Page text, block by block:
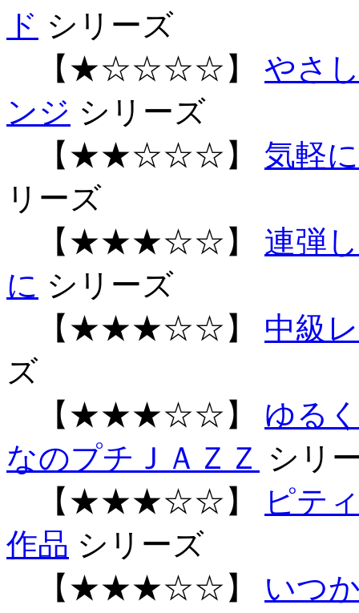
ド シリーズ
【★☆☆☆☆】 やさ
ンジ シリーズ
【★★☆☆☆】 気軽
リーズ
【★★★☆☆】 連弾
に シリーズ
【★★★☆☆】 中級
ズ
【★★★☆☆】 ゆる
なのプチＪＡＺＺ シリ
【★★★☆☆】
ピテ
作品 シリーズ
【★★★☆☆】 いつ